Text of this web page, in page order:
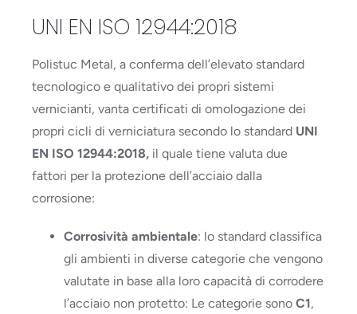
UNI EN ISO 12944:2018
Polistuc Metal, a conferma dell’elevato standard
tecnologico e qualitativo dei propri sistemi
vernicianti, vanta certificati di omologazione dei
propri cicli di verniciatura secondo lo standard UNI
EN ISO 12944:2018, il quale tiene valuta due
fattori per la protezione dell’acciaio dalla
corrosione:
Corrosività ambientale: lo standard classifica
gli ambienti in diverse categorie che vengono
valutate in base alla loro capacità di corrodere
l’acciaio non protetto: Le categorie sono C1,